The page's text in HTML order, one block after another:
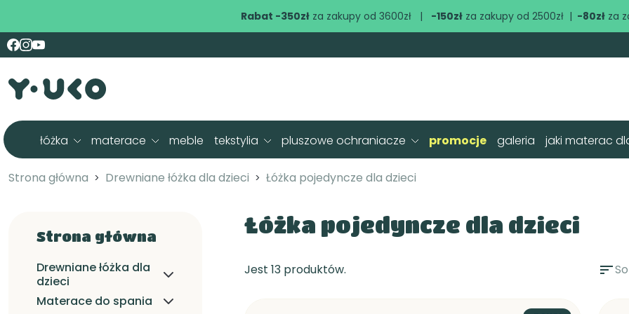
Rabat -350złza zakupy od 3600zł | -150złza zakupy od 2500zł | -80złza
łóżka materace meble tekstylia pluszowe ochraniacze promocje galeria jaki materac
Strona główna Drewniane łóżka dla dzieci Łóżka pojedyncze dla dzieci
Strona główna
Drewniane łóżka dla
dzieci
Materace do spania
Łóżka pojedyncze dla dzieci
Jest 13 produktów. sort